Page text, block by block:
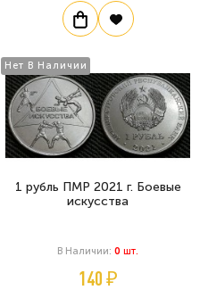
Нет В Наличии
1 рубль ПМР 2021 г. Боевые
искусства
В Наличии: 0 Шт.
140 ₽